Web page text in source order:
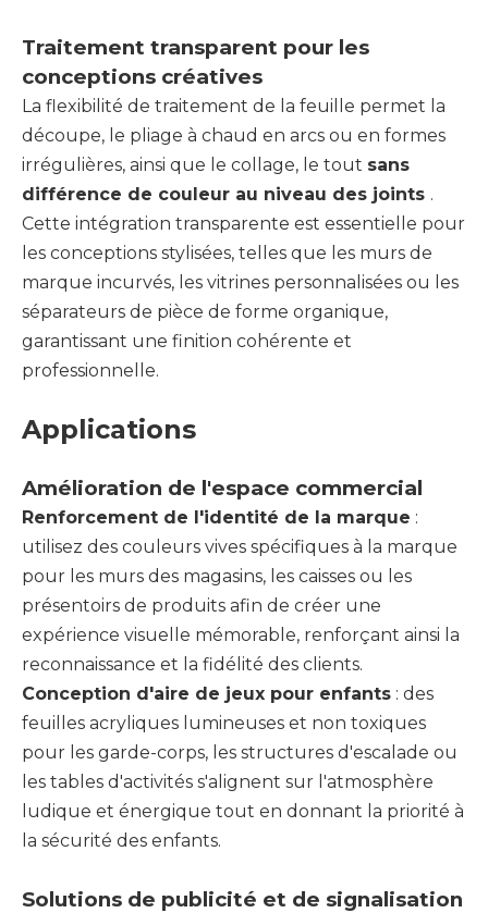
Traitement transparent pour les
conceptions créatives
La flexibilité de traitement de la feuille permet la
découpe, le pliage à chaud en arcs ou en formes
irrégulières, ainsi que le collage, le tout sans
différence de couleur au niveau des joints .
Cette intégration transparente est essentielle pour
les conceptions stylisées, telles que les murs de
marque incurvés, les vitrines personnalisées ou les
séparateurs de pièce de forme organique,
garantissant une finition cohérente et
professionnelle.
Applications
Amélioration de l'espace commercial
Renforcement de l'identité de la marque :
utilisez des couleurs vives spécifiques à la marque
pour les murs des magasins, les caisses ou les
présentoirs de produits afin de créer une
expérience visuelle mémorable, renforçant ainsi la
reconnaissance et la fidélité des clients.
Conception d'aire de jeux pour enfants : des
feuilles acryliques lumineuses et non toxiques
pour les garde-corps, les structures d'escalade ou
les tables d'activités s'alignent sur l'atmosphère
ludique et énergique tout en donnant la priorité à
la sécurité des enfants.
Solutions de publicité et de signalisation